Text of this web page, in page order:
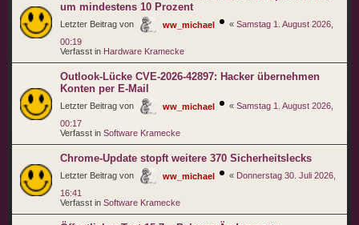
um mindestens 10 Prozent
Letzter Beitrag von ww_michael « Samstag 1. August 2026,
00:19
Verfasst in Hardware Kramecke
Outlook-Lücke CVE-2026-42897: Hacker übernehmen
Konten per E-Mail
Letzter Beitrag von ww_michael « Samstag 1. August 2026,
00:17
Verfasst in Software Kramecke
Chrome-Update stopft weitere 370 Sicherheitslecks
Letzter Beitrag von ww_michael « Donnerstag 30. Juli 2026,
16:41
Verfasst in Software Kramecke